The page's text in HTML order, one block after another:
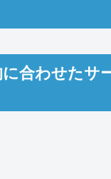
合わせたサ